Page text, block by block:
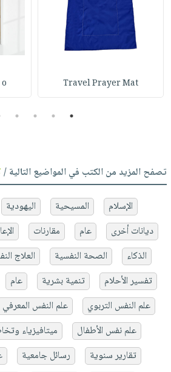
Travel Prayer Mat
1
2
3
4
تصفح المزيد من الكتب في المواضيع التالية /
الإسلام المسيحية اليهودية
ديانات أخرى
عام مقارنات
الذكاء
الصحة النفسية العلاج
تفسير الأحلام
تنمية بشرية عام
علم النفس التربوي
علم النفس المعرفي
علم نفس الأطفال
ميتافيزياء
تقارير سنوية
رسائل جامعية